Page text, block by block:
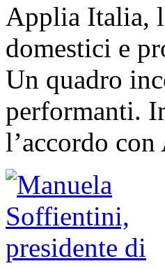
Applia Italia,
domestici e
Un quadro
performanti.
l’accordo